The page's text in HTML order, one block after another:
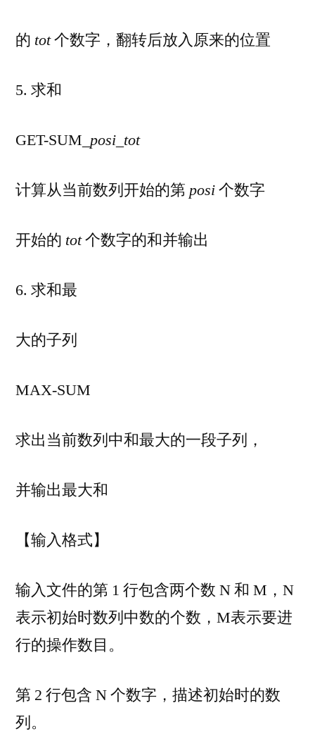
的 tot个数字，翻转后放入原来的位置
5. 求和
GET-SUM_ posi tot
计算从当前数列开始的第 posi个数字
开始的 tot个数字的和并输出
6. 求和最
大的子列
MAX-SUM
求出当前数列中和最大的一段子列，
并输出最大和
【输入格式】
输入文件的第 1 行包含两个数 N 和 M，N
表示初始时数列中数的个数，M表示要进
行的操作数目。
第 2 行包含 N 个数字，描述初始时的数
列。